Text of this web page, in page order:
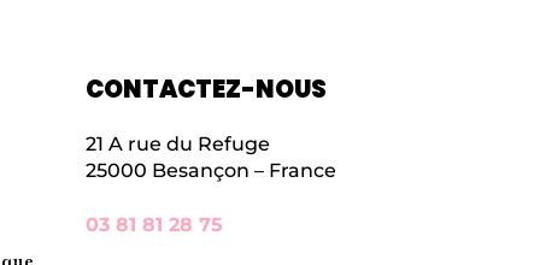
CONTACTEZ-NOUS
21 A rue du Refuge
25000 Besançon – France
03 81 81 28 75